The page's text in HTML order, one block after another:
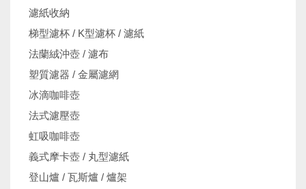
濾紙收納
梯型濾杯 / K型濾杯 / 濾紙
法蘭絨沖壺 / 濾布
塑質濾器 / 金屬濾網
冰滴咖啡壺
法式濾壓壺
虹吸咖啡壺
義式摩卡壺 / 丸型濾紙
登山爐 / 瓦斯爐 / 爐架